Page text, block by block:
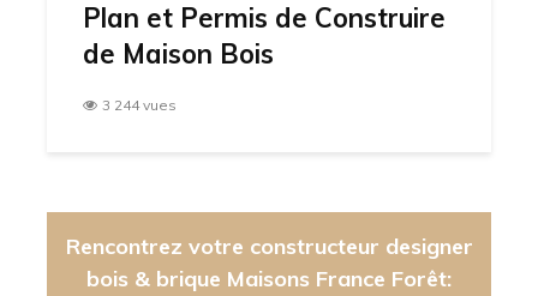
Plan et Permis de Construire
de Maison Bois
3 244 vues
Rencontrez votre constructeur designer
bois & brique Maisons France Forêt: